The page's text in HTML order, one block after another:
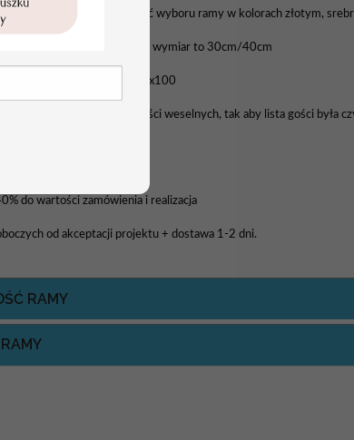
opłatą istnieje możliwość wyboru ramy w kolorach złotym,
wg kreatora - podstawowy wymiar to 30cm/40cm
wymiary: 40x50, 50x70, 70x100
dostosowany do liczby gości weselnych, tak aby lista gości była
do wartości zamówienia i realizacja
od akceptacji projektu + dostawa 1-2 dni.
RAMY